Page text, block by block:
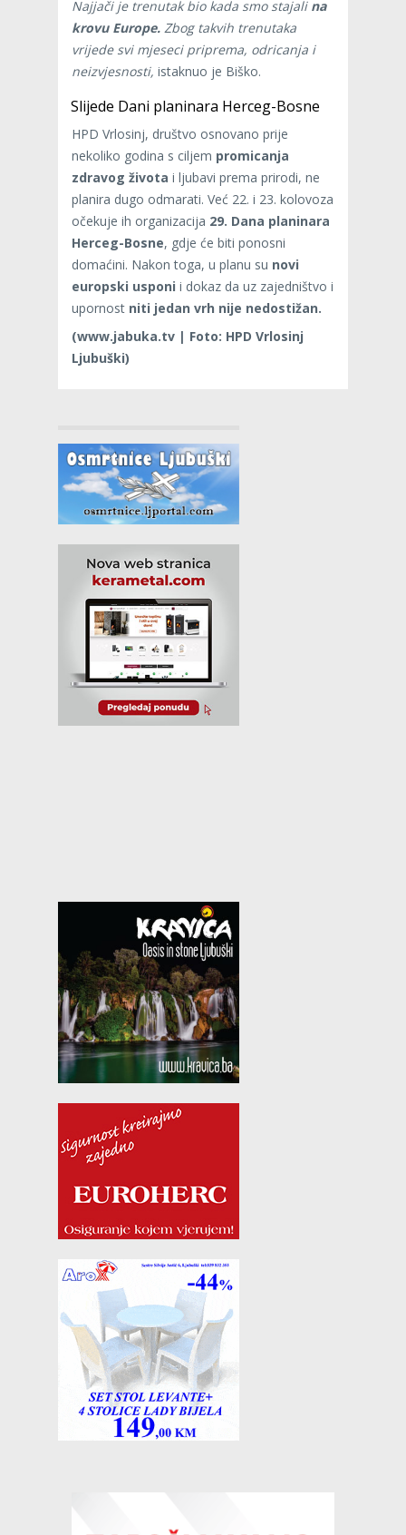
Najjači je trenutak bio kada smo stajali na
krovu Europe. Zbog takvih trenutaka
vrijede svi mjeseci priprema, odricanja i
neizvjesnosti, istaknuo je Biško.
Slijede Dani planinara Herceg-Bosne
HPD Vrlosinj, društvo osnovano prije
nekoliko godina s ciljem promicanja
zdravog života i ljubavi prema prirodi, ne
planira dugo odmarati. Već 22. i 23. kolovoza
očekuje ih organizacija 29. Dana planinara
Herceg-Bosne, gdje će biti ponosni
domaćini. Nakon toga, u planu su novi
europski usponi i dokaz da uz zajedništvo i
upornost niti jedan vrh nije nedostižan.
(www.jabuka.tv | Foto: HPD Vrlosinj
Ljubuški)